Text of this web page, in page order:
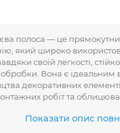
полоса — це
який широко
своїй легкості,
обробки. Вона є
декоративних
робіт та
якості та доставкою по
Показати опис